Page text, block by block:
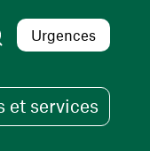
Urgences
et services